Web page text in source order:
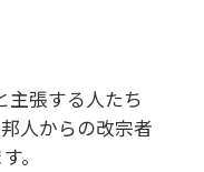
主張する人たち
人からの改宗者
。